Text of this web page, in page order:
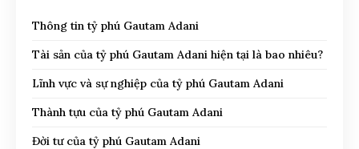
Thông tin tỷ phú Gautam Adani
Tài sản của tỷ phú Gautam Adani hiện tại là bao nhiêu?
Lĩnh vực và sự nghiệp của tỷ phú Gautam Adani
Thành tựu của tỷ phú Gautam Adani
Đời tư của tỷ phú Gautam Adani